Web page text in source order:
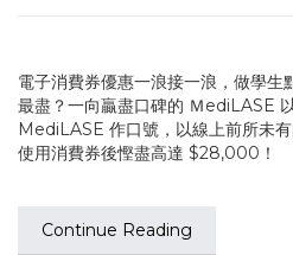
電子消費券優惠一浪接一浪，做學生
最盡？一向贏盡口碑的 ＭediLASE
MediLASE 作口號，以線上前所未
使用消費券後慳盡高達 $28,000！
Continue Reading